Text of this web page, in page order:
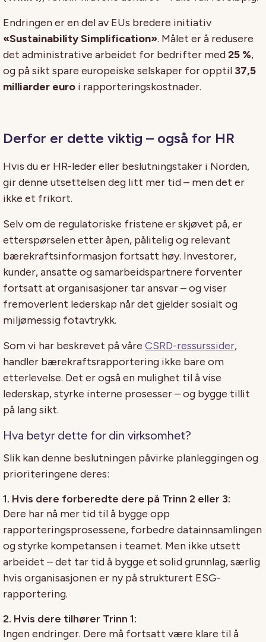
Endringen er en del av EUs bredere initiativ
«Sustainability Simplification». Målet er å redusere
det administrative arbeidet for bedrifter med25 %,
og på sikt spare europeiske selskaper for opptil 37,5
milliarder euro i rapporteringskostnader.
Derfor er dette viktig – også for HR
Hvis du er HR-leder eller beslutningstaker i Norden,
gir denne utsettelsen deg litt mer tid – men det er
ikke et frikort.
Selv om de regulatoriske fristene er skjøvet på, er
etterspørselen etter åpen, pålitelig og relevant
bærekraftsinformasjon fortsatt høy. Investorer,
kunder, ansatte og samarbeidspartnere forventer
fortsatt at organisasjoner tar ansvar – og viser
fremoverlent lederskap når det gjelder sosialt og
miljømessig fotavtrykk.
Som vi har beskrevet på våre CSRD-ressurssider,
handler bærekraftsrapportering ikke bare om
etterlevelse. Det er også en mulighet til å vise
lederskap, styrke interne prosesser – og bygge tillit
på lang sikt.
Hva betyr dette for din virksomhet?
Slik kan denne beslutningen påvirke planleggingen og
prioriteringene deres:
1. Hvis dere forberedte dere på Trinn 2 eller 3:
Dere har nå mer tid til å bygge opp
rapporteringsprosessene, forbedre datainnsamlingen
og styrke kompetansen i teamet. Men ikke utsett
arbeidet – det tar tid å bygge et solid grunnlag, særlig
hvis organisasjonen er ny på strukturert ESG-
rapportering.
2. Hvis dere tilhører Trinn 1:
Ingen endringer. Dere må fortsatt være klare til å